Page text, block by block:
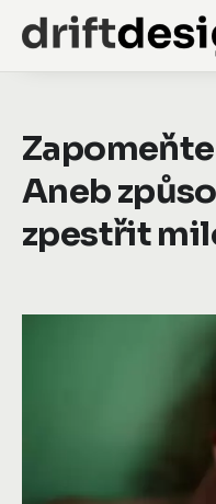
Aneb
zpestřit